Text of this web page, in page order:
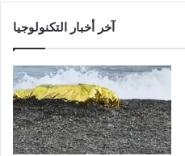
آخر أخبار التكنولوجيا